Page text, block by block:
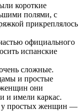
короткие
полями, с
прикреплялось
официального
испанские
сложные.
и простые
они
и имели каркас.
у простых женщин —